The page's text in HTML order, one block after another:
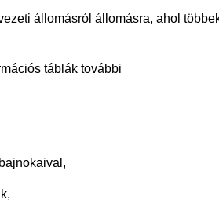
állomásról állomásra, ahol
táblák további